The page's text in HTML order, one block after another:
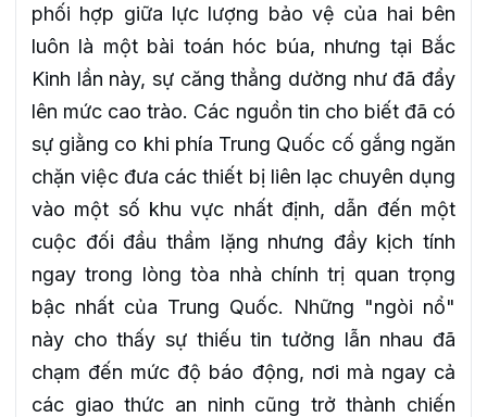
phối hợp giữa lực lượng bảo vệ của hai bên
luôn là một bài toán hóc búa, nhưng tại Bắc
Kinh lần này, sự căng thẳng dường như đã đẩy
lên mức cao trào. Các nguồn tin cho biết đã có
sự giằng co khi phía Trung Quốc cố gắng ngăn
chặn việc đưa các thiết bị liên lạc chuyên dụng
vào một số khu vực nhất định, dẫn đến một
cuộc đối đầu thầm lặng nhưng đầy kịch tính
ngay trong lòng tòa nhà chính trị quan trọng
bậc nhất của Trung Quốc. Những "ngòi nổ"
này cho thấy sự thiếu tin tưởng lẫn nhau đã
chạm đến mức độ báo động, nơi mà ngay cả
các giao thức an ninh cũng trở thành chiến